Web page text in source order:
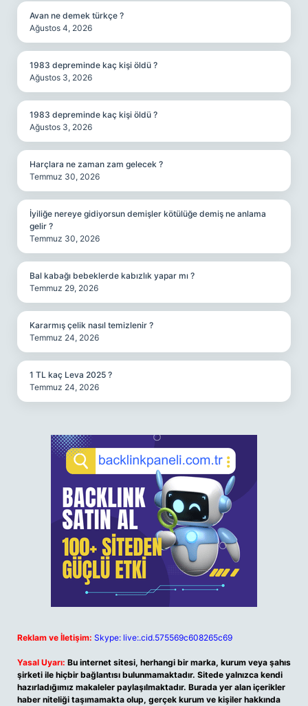
Avan ne demek türkçe ?
Ağustos 4, 2026
1983 depreminde kaç kişi öldü ?
Ağustos 3, 2026
1983 depreminde kaç kişi öldü ?
Ağustos 3, 2026
Harçlara ne zaman zam gelecek ?
Temmuz 30, 2026
İyiliğe nereye gidiyorsun demişler kötülüğe demiş ne anlama
gelir ?
Temmuz 30, 2026
Bal kabağı bebeklerde kabızlık yapar mı ?
Temmuz 29, 2026
Kararmış çelik nasıl temizlenir ?
Temmuz 24, 2026
1 TL kaç Leva 2025 ?
Temmuz 24, 2026
Reklam ve İletişim: Skype: live:.cid.575569c608265c69
Yasal Uyarı: Bu internet sitesi, herhangi bir marka, kurum veya şahıs
şirketi ile hiçbir bağlantısı bulunmamaktadır. Sitede yalnızca kendi
hazırladığımız makaleler paylaşılmaktadır. Burada yer alan içerikler
haber niteliği taşımamakta olup, gerçek kurum ve kişiler hakkında